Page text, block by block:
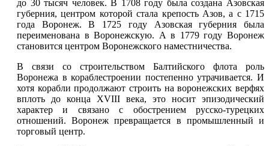
до 30 тысяч человек. В 1708 году была создана Азовская
губерния, центром которой стала крепость Азов, а с 1715
года Воронеж. В 1725 году Азовская губерния была
переименована в Воронежскую. А в 1779 году Воронеж
становится центром Воронежского наместничества.
В связи со строительством Балтийского флота роль
Воронежа в кораблестроении постепенно утрачивается. И
хотя корабли продолжают строить на воронежских верфях
вплоть до конца XVIII века, это носит эпизодический
характер и связано с обострением русско-турецких
отношений. Воронеж превращается в промышленный и
торговый центр.